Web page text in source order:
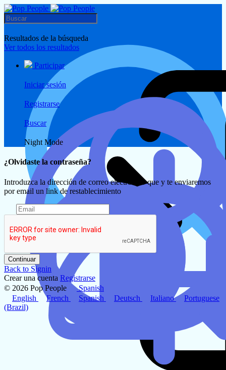
Resultados de la búsqueda
Ver todos los resultados
Participar
Iniciar sesión
Registrarse
Buscar
Night Mode
¿Olvidaste la contraseña?
Introduzca la dirección de correo electrónico que y te enviaremos
por email un link de restablecimiento
Continuar
Back to Signin
Crear una cuenta Registrarse
© 2026 Pop People
Spanish
English
French Spanish Deutsch Italiano
Portuguese
(Brazil)